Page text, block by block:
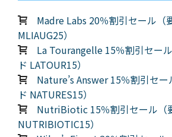
Madre Labs 20％割引セール（
MLIAUG25）
La Tourangelle 15％割引セー
ド LATOUR15）
Nature’s Answer 15％割引セ
ド NATURES15）
NutriBiotic 15％割引セール（
NUTRIBIOTIC15）